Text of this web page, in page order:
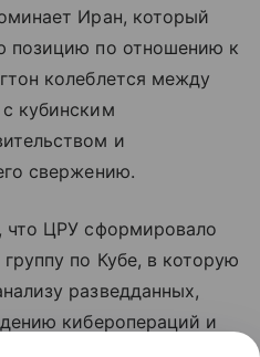
Иран, который
позицию по отношению к
колеблется между
кубинским
и
свержению.
что ЦРУ сформировало
по Кубе, в которую
разведданных,
киберопераций и